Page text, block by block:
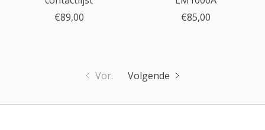
€89,00
€85,00
Vor. Volgende